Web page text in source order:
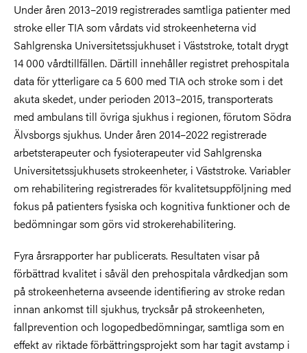
Under åren 2013–2019 registrerades samtliga patienter med
stroke eller TIA som vårdats vid strokeenheterna vid
Sahlgrenska Universitetssjukhuset i Väststroke, totalt drygt
14 000 vårdtillfällen. Därtill innehåller registret prehospitala
data för ytterligare ca 5 600 med TIA och stroke som i det
akuta skedet, under perioden 2013–2015, transporterats
med ambulans till övriga sjukhus i regionen, förutom Södra
Älvsborgs sjukhus. Under åren 2014–2022 registrerade
arbetsterapeuter och fysioterapeuter vid Sahlgrenska
Universitetssjukhusets strokeenheter, i Väststroke. Variabler
om rehabilitering registrerades för kvalitetsuppföljning med
fokus på patienters fysiska och kognitiva funktioner och de
bedömningar som görs vid strokerehabilitering.
Fyra årsrapporter har publicerats. Resultaten visar på
förbättrad kvalitet i såväl den prehospitala vårdkedjan som
på strokeenheterna avseende identifiering av stroke redan
innan ankomst till sjukhus, trycksår på strokeenheten,
fallprevention och logopedbedömningar, samtliga som en
effekt av riktade förbättringsprojekt som har tagit avstamp i